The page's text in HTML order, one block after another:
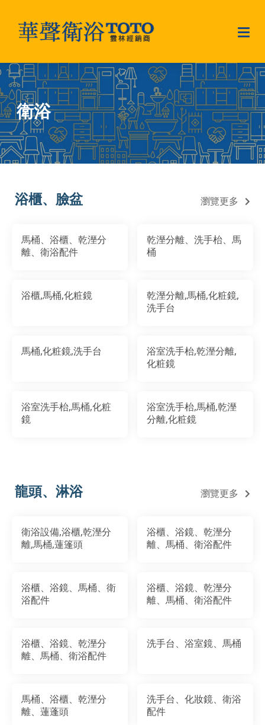
衛浴
浴櫃、臉盆 瀏覽更多
馬桶、浴櫃、乾溼分
離、衛浴配件
乾溼分離、洗手枱、馬
桶
浴櫃,馬桶,化粧鏡
乾溼分離,馬桶,化粧鏡,
洗手台
馬桶,化粧鏡,洗手台
浴室洗手枱,乾溼分離,
化粧鏡
浴室洗手枱,馬桶,化粧
鏡
浴室洗手枱,馬桶,乾溼
分離,化粧鏡
龍頭、淋浴 瀏覽更多
衛浴設備,浴櫃,乾溼分
離,馬桶,蓮篷頭
浴櫃、浴鏡、乾溼分
離、馬桶、衛浴配件
浴櫃、浴鏡、馬桶、衛
浴配件
浴櫃、浴鏡、乾溼分
離、馬桶、衛浴配件
浴櫃、浴鏡、乾溼分
離、馬桶、衛浴配件
洗手台、浴室鏡、馬桶
馬桶、浴櫃、乾溼分
離、蓮蓬頭
洗手台、化妝鏡、衛浴
配件